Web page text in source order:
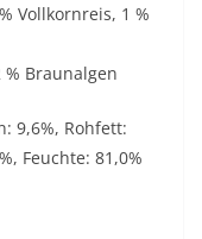
Vollkornreis, 1 %
Braunalgen
9,6%, Rohfett:
Feuchte: 81,0%